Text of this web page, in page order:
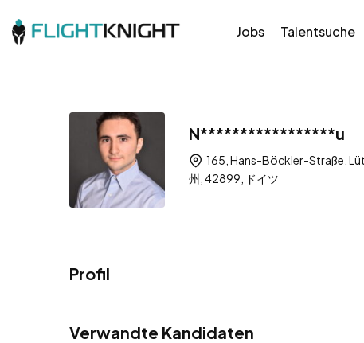
Jobs Talentsuche
N*****************u
165, Hans-Böckler-Straße,
州, 42899, ドイツ
Profil
Verwandte Kandidaten